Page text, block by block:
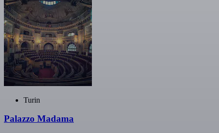
Turin
Palazzo Madama